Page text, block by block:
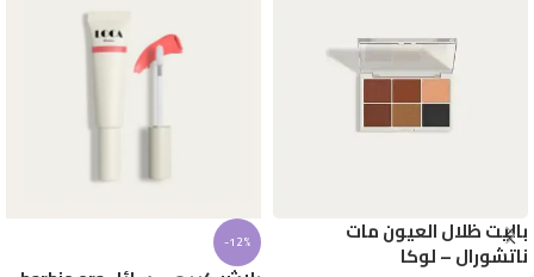
باليت ظلال العيون مات
ناتشورال – لوكا -12%